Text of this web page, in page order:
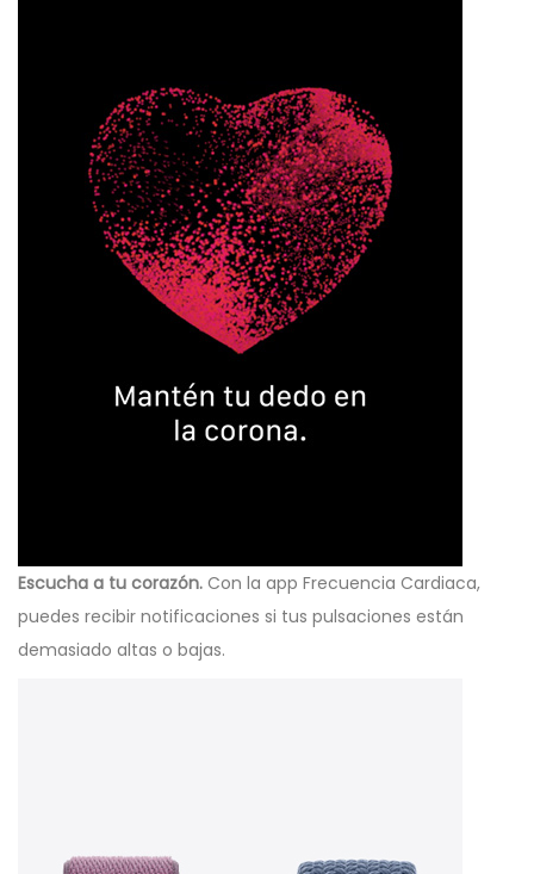
Escucha a tu corazón. Con la app Frecuencia Cardiaca,
puedes recibir notificaciones si tus pulsaciones están
demasiado altas o bajas.